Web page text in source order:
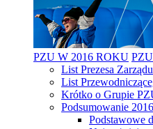
PZU W 2016 ROKU
List Prezesa Zarządu
List
Krótko o Grupie
Podsumowanie
Podstawowe